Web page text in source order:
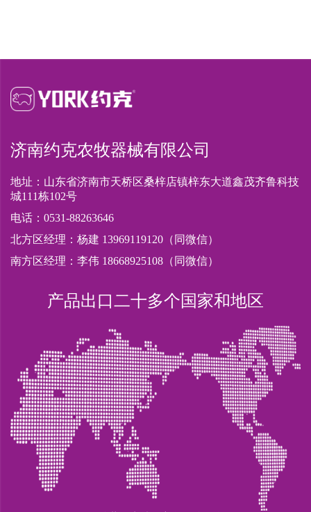
济南约克农牧器械有限公司
地址：山东省济南市天桥区桑梓店镇梓东大道鑫茂齐鲁科技
城111栋102号
电话：0531-88263646
北方区经理：杨建 13969119120（同微信）
南方区经理：李伟 18668925108（同微信）
产品出口二十多个国家和地区